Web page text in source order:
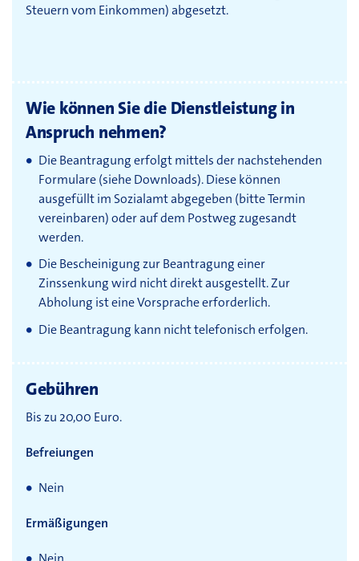
Steuern vom Einkommen) abgesetzt.
Wie können Sie die Dienstleistung in
Anspruch nehmen?
Die Beantragung erfolgt mittels der nachstehenden
Formulare (siehe Downloads). Diese können
ausgefüllt im Sozialamt abgegeben (bitte Termin
vereinbaren) oder auf dem Postweg zugesandt
werden.
Die Bescheinigung zur Beantragung einer
Zinssenkung wird nicht direkt ausgestellt. Zur
Abholung ist eine Vorsprache erforderlich.
Die Beantragung kann nicht telefonisch erfolgen.
Gebühren
Bis zu 20,00 Euro.
Befreiungen
Nein
Ermäßigungen